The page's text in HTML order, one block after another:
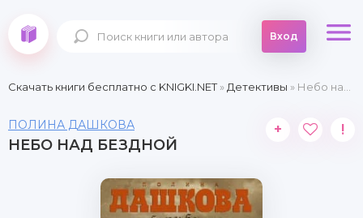
Вход
Скачать книги бесплатно c KNIGKI.NET» Детективы » Небо над бездной
ПОЛИНА ДАШКОВА
НЕБО НАД БЕЗДНОЙ
+ !